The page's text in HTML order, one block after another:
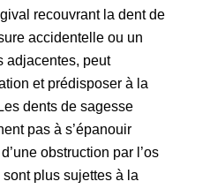
recouvrant la dent de
accidentelle ou un
adjacentes, peut
et prédisposer à la
dents de sagesse
pas à s’épanouir
obstruction par l’os
plus sujettes à la